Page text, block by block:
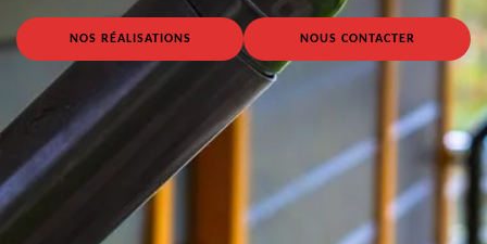
NOS RÉALISATIONS NOUS CONTACTER